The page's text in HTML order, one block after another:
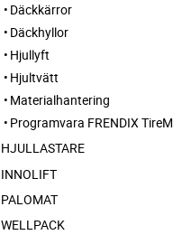
Däckkärror
Däckhyllor
Hjullyft
Hjultvätt
Materialhantering
Programvara FRENDIX TireMANAGER
HJULLASTARE
INNOLIFT
PALOMAT
WELLPACK